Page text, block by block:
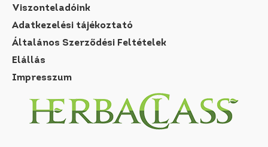
Viszonteladóink
Adatkezelési tájékoztató
Általános Szerződési Feltételek
Elállás
Impresszum